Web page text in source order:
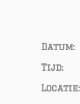
Datum:
Tijd:
Locatie: